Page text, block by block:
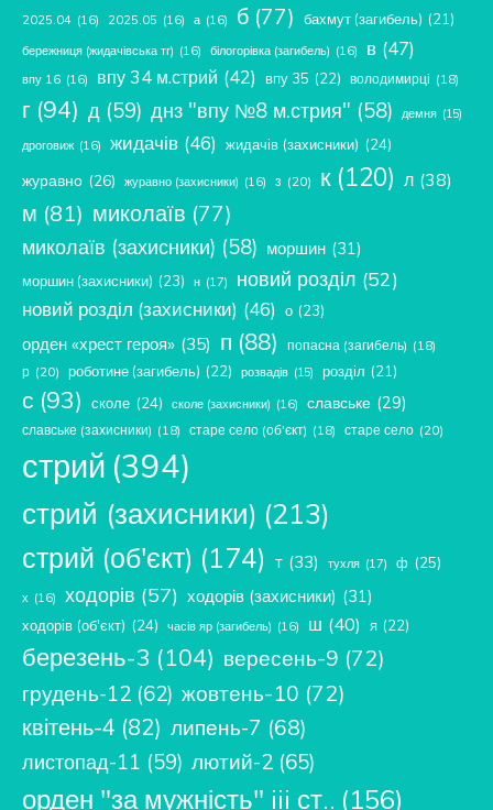
2025.04 (16) 2025.05 (16) а (16) б (77) бахмут (загибель) (21)
бережниця (жидачівська тг) (16) білогорівка (загибель) (16) в (47)
впу 16 (16) впу 34 м.стрий (42) впу 35 (22) володимирці (18)
г (94) д (59) днз "впу №8 м.стрия" (58) демня (15)
дроговиж (16) жидачів (46) жидачів (захисники) (24)
журавно (26) журавно (захисники) (16) з (20) к (120) л (38)
м (81) миколаїв (77)
миколаїв (захисники) (58) моршин (31)
моршин (захисники) (23) н (17) новий розділ (52)
новий розділ (захисники) (46) о (23)
орден «хрест героя» (35) п (88) попасна (загибель) (18)
р (20) роботине (загибель) (22) розвадів (15) розділ (21)
с (93) сколе (24) сколе (захисники) (16) славське (29)
славське (захисники) (18) старе село (об'єкт) (18) старе село (20)
стрий (394)
стрий (захисники) (213)
стрий (об'єкт) (174) т (33) тухля (17) ф (25)
х (16) ходорів (57) ходорів (захисники) (31)
ходорів (об'єкт) (24) часів яр (загибель) (16) ш (40) я (22)
березень-3 (104) вересень-9 (72)
грудень-12 (62) жовтень-10 (72)
квітень-4 (82) липень-7 (68)
листопад-11 (59) лютий-2 (65)
орден "за мужність" iii ст.. (156)